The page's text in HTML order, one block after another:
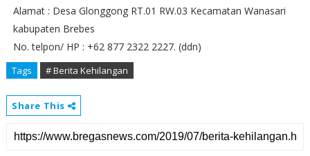
Alamat : Desa Glonggong RT.01 RW.03 Kecamatan Wanasari
kabupaten Brebes
No. telpon/ HP : +62 877 2322 2227. (ddn)
Tags # Berita Kehilangan
Share This